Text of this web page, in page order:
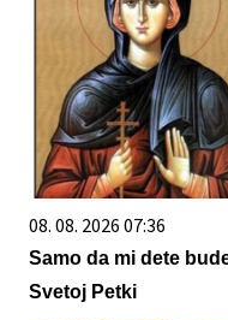
08. 08. 2026 07:36
Samo da mi dete
Svetoj Petki